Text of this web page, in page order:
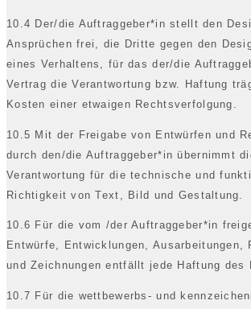
10.4 Der/die Auftraggeber*in stellt den
Ansprüchen frei, die Dritte gegen den
eines Verhaltens, für das der/die
Vertrag die Verantwortung bzw. Haftung
Kosten einer etwaigen Rechtsverfolgung.
10.5 Mit der Freigabe von Entwürfen und
durch den/die Auftraggeber*in übernimmt
Verantwortung für die technische und
Richtigkeit von Text, Bild und Gestaltung.
10.6 Für die vom /der Auftraggeber*in
Entwürfe, Entwicklungen, Ausarbeitungen,
und Zeichnungen entfällt jede Haftung des
10.7 Für die wettbewerbs- und